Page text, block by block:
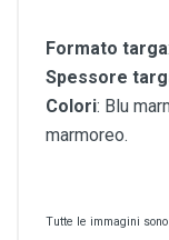
Formato targa
Spessore
Colori: Blu
marmoreo.
Tutte le immagini